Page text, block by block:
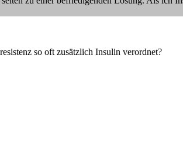
so oft zusätzlich Insulin verordnet?